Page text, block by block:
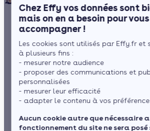
Chez Effy vos données sont
mais on en a besoin pour vous
accompagner !
Les cookies sont utilisés par Effy.fr et
à plusieurs fins :
- mesurer notre audience
- proposer des communications et
personnalisées
- mesurer leur efficacité
- adapter le contenu à vos
Aucun cookie autre que nécessaire
fonctionnement du site ne sera posé
Notre équipe
Rejoignez-nous
PPE : le plan
pour atteindre la
neutralité
2050